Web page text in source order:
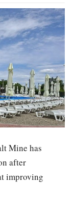
Mine has
after
improving